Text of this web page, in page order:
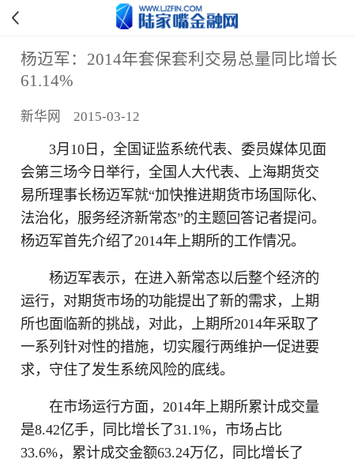
杨迈军：2014年套保套利交易总量同比增长
61.14%
新华网 2015-03-12
3月10日，全国证监系统代表、委员媒体见面
会第三场今日举行，全国人大代表、上海期货交
易所理事长杨迈军就“加快推进期货市场国际化、
法治化，服务经济新常态”的主题回答记者提问。
杨迈军首先介绍了2014年上期所的工作情况。
杨迈军表示，在进入新常态以后整个经济的
运行，对期货市场的功能提出了新的需求，上期
所也面临新的挑战，对此，上期所2014年采取了
一系列针对性的措施，切实履行两维护一促进要
求，守住了发生系统风险的底线。
在市场运行方面，2014年上期所累计成交量
是8.42亿手，同比增长了31.1%，市场占比
33.6%，累计成交金额63.24万亿，同比增长了